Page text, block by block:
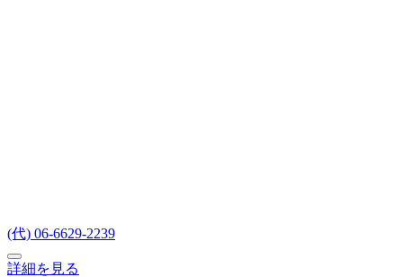
(代) 06-6629-2239
詳細を見る